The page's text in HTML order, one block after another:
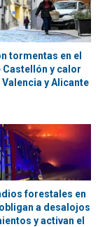
tormentas en el
y calor
y Alicante
forestales en
a desalojos
y activan el